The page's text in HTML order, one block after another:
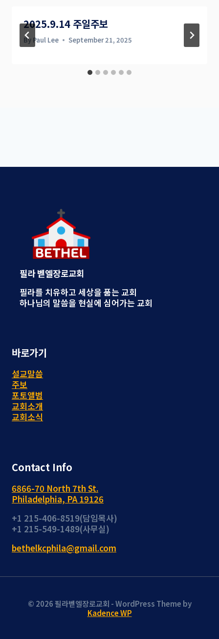
2025.9.14 주일주보
By Paul Lee September 21, 2025
필라 벧엘장로교회
필라를 치유하고 세상을 품는 교회
하나님의 말씀을 현실에 심어가는 교회
바로가기
설교말씀
주보
포토앨범
교회소개
교회소식
Contact Info
6866-70 North 7th St.
Philadelphia, PA 19126
+1 215-406-8519(담임목사)
+1 215-549-1489(사무실)
bethelkcphila@gmail.com
© 2026 필라벧엘장로교회 - WordPress Theme by
Kadence WP